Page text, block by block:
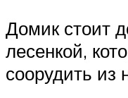
Домик стоит
лесенкой,
соорудить из